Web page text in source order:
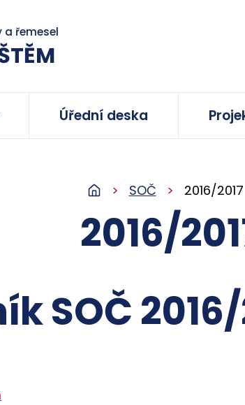
a řemesel
Úřední deska
SOČ 2016/2017
2016/
SOČ